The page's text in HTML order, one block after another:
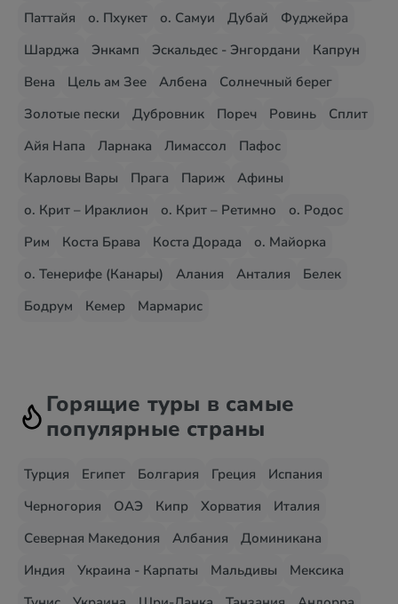
Паттайя
о. Пхукет о. Самуи Дубай
Фуджейра
Шарджа
Энкамп Эскальдес - Энгордани
Капрун
Вена
Цель ам Зее Албена
Солнечный берег
Золотые пески
Дубровник Пореч Ровинь
Сплит
Айя Напа
Ларнака Лимассол
Пафос
Карловы Вары
Прага Париж
Афины
о. Крит – Ираклион
о. Крит – Ретимно
о. Родос
Рим
Коста Брава Коста Дорада
о. Майорка
о. Тенерифе (Канары)
Алания Анталия
Белек
Бодрум
Кемер Мармарис
Горящие туры в самые
популярные страны
Турция Египет Болгария Греция
Испания
Черногория
ОАЭ Кипр Хорватия
Италия
Северная Македония
Албания
Доминикана
Индия
Украина - Карпаты Мальдивы
Мексика